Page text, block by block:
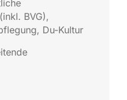
BVG),
, Du-Kultur